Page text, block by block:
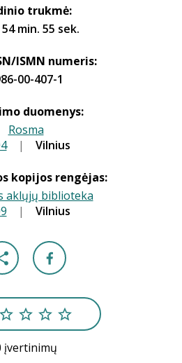
trukmė:
min. 55 sek.
ISMN numeris:
00-407-1
duomenys:
Rosma
| Vilnius
kopijos rengėjas:
aklųjų biblioteka
| Vilnius
įvertinimų